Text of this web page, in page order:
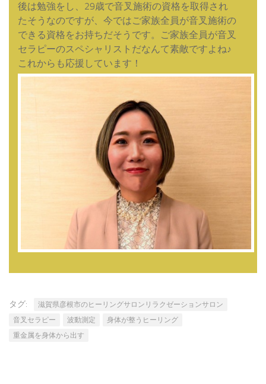
後は勉強をし、29歳で音叉施術の資格を取得され
たそうなのですが、今ではご家族全員が音叉施術の
できる資格をお持ちだそうです。ご家族全員が音叉
セラピーのスペシャリストだなんて素敵ですよね♪
これからも応援しています！
タグ:
滋賀県彦根市のヒーリングサロンリラクゼーションサロン
音叉セラピー
波動測定
身体が整うヒーリング
重金属を身体から出す